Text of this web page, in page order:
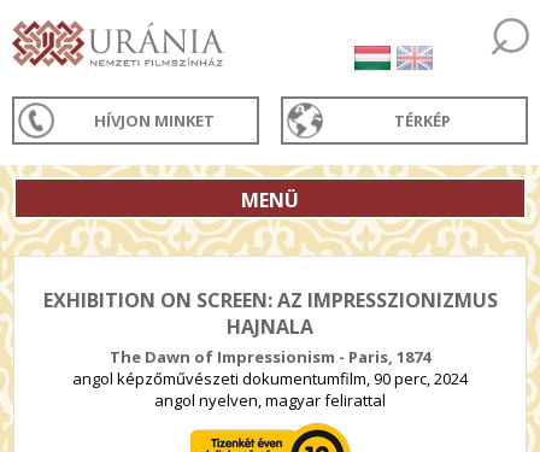
HÍVJON MINKET TÉRKÉP
MENÜ
EXHIBITION ON SCREEN: AZ IMPRESSZIONIZMUS
HAJNALA
The Dawn of Impressionism - Paris, 1874
angol képzőművészeti dokumentumfilm, 90 perc, 2024
angol nyelven, magyar felirattal